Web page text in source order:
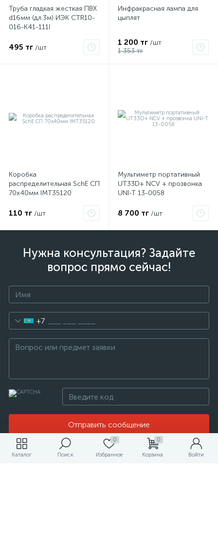
Каталог Поиск
0
Избранное
0
Корзина Войти
Труба гладкая жесткая ПВХ
d16мм (дл.3м) ИЭК CTR10-
016-K41-111I
495 тг /шт
Инфракрасная лампа для
цыплят
1 200 тг /шт
1 353 тг
Коробка
распределительная SchE СП
70х40мм IMT35120
110 тг /шт
Мультиметр портативный
UT33D+ NCV + прозвонка
UNI-T 13-0058
8 700 тг /шт
Нужна консультация? Задайте
вопрос прямо сейчас!
+7
Отправить сообщение
Нажимая кнопку «Отправить сообщение», я
даю свое согласие на обработку моих